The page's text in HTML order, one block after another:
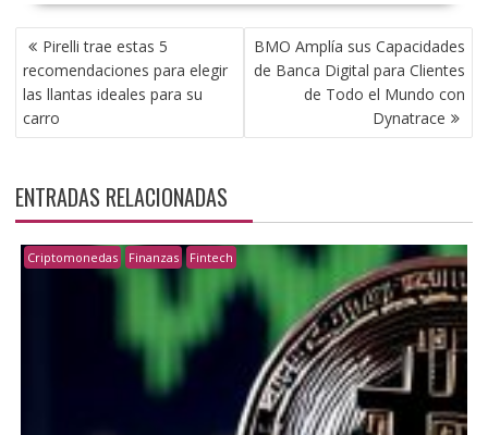
NAVEGACIÓN
DE
ENTRADAS
Pirelli trae estas 5
recomendaciones para elegir
las llantas ideales para su
carro
BMO Amplía sus Capacidades
de Banca Digital para Clientes
de Todo el Mundo con
Dynatrace
ENTRADAS RELACIONADAS
Criptomonedas Finanzas Fintech